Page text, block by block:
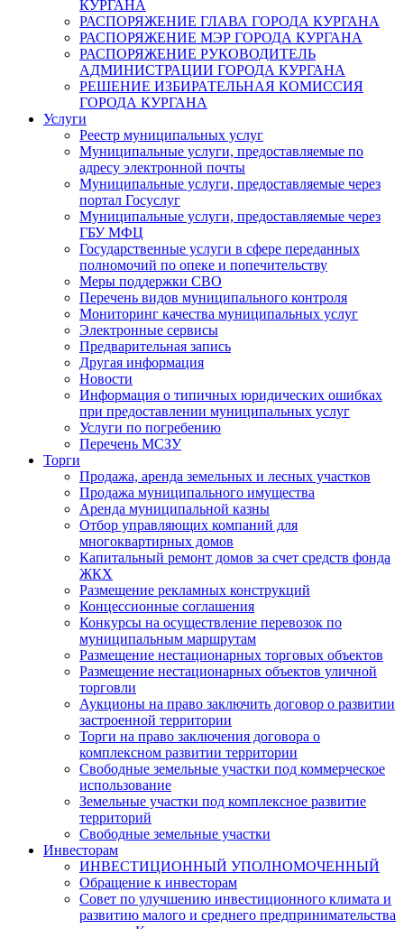
КУРГАНА
РАСПОРЯЖЕНИЕ ГЛАВА ГОРОДА КУРГАНА
РАСПОРЯЖЕНИЕ МЭР ГОРОДА КУРГАНА
РАСПОРЯЖЕНИЕ РУКОВОДИТЕЛЬ
АДМИНИСТРАЦИИ ГОРОДА КУРГАНА
РЕШЕНИЕ ИЗБИРАТЕЛЬНАЯ КОМИССИЯ
ГОРОДА КУРГАНА
Услуги
Реестр муниципальных услуг
Муниципальные услуги, предоставляемые по
адресу электронной почты
Муниципальные услуги, предоставляемые через
портал Госуслуг
Муниципальные услуги, предоставляемые через
ГБУ МФЦ
Государственные услуги в сфере переданных
полномочий по опеке и попечительству
Меры поддержки СВО
Перечень видов муниципального контроля
Мониторинг качества муниципальных услуг
Электронные сервисы
Предварительная запись
Другая информация
Новости
Информация о типичных юридических ошибках
при предоставлении муниципальных услуг
Услуги по погребению
Перечень МСЗУ
Торги
Продажа, аренда земельных и лесных участков
Продажа муниципального имущества
Аренда муниципальной казны
Отбор управляющих компаний для
многоквартирных домов
Капитальный ремонт домов за счет средств фонда
ЖКХ
Размещение рекламных конструкций
Концессионные соглашения
Конкурсы на осуществление перевозок по
муниципальным маршрутам
Размещение нестационарных торговых объектов
Размещение нестационарных объектов уличной
торговли
Аукционы на право заключить договор о развитии
застроенной территории
Торги на право заключения договора о
комплексном развитии территории
Свободные земельные участки под коммерческое
использование
Земельные участки под комплексное развитие
территорий
Свободные земельные участки
Инвесторам
ИНВЕСТИЦИОННЫЙ УПОЛНОМОЧЕННЫЙ
Обращение к инвесторам
Совет по улучшению инвестиционного климата и
развитию малого и среднего предпринимательства